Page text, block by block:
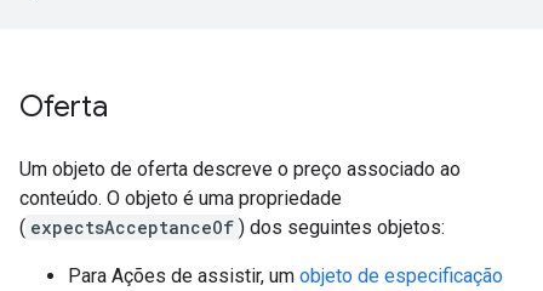
Oferta
Um objeto de oferta descreve o preço associado ao
conteúdo. O objeto é uma propriedade
( expectsAcceptanceOf ) dos seguintes objetos:
Para Ações de assistir, um objeto de especificação